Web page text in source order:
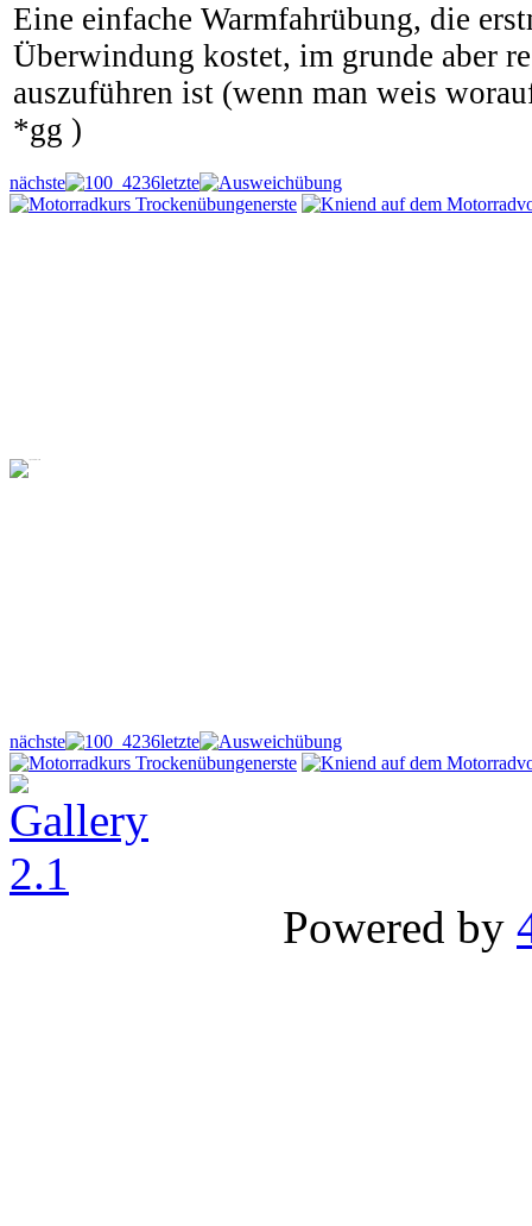
Eine einfache Warmfahrübung, die
Überwindung kostet, im grunde aber
auszuführen ist (wenn man weis
*gg )
nächste
letzte
erste
nächste
letzte
erste
Powered by